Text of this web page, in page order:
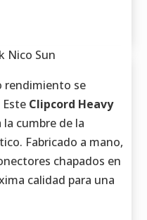
Nico Sun
rendimiento se
Clipcord Heavy
cumbre de la
Fabricado a mano,
chapados en
calidad para una